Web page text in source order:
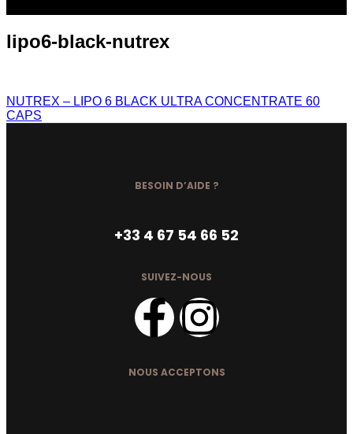
lipo6-black-nutrex
NUTREX – LIPO 6 BLACK ULTRA CONCENTRATE 60
CAPS
BESOIN D’AIDE ?
+33 4 67 54 66 52
SUIVEZ-NOUS
NOUS ACCEPTONS